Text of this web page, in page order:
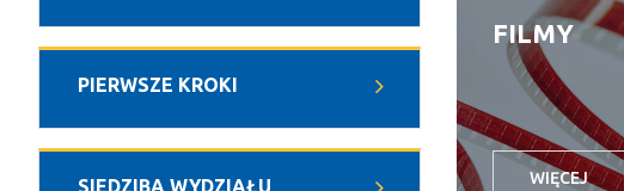
PIERWSZE KROKI
SIEDZIBA WYDZIAŁU
FILMY
WIĘCEJ